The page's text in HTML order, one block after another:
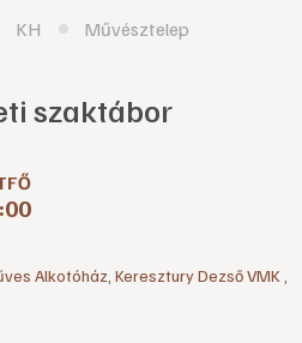
KH
Művésztelep
szaktábor
Alkotóház Keresztury Dezső VMK